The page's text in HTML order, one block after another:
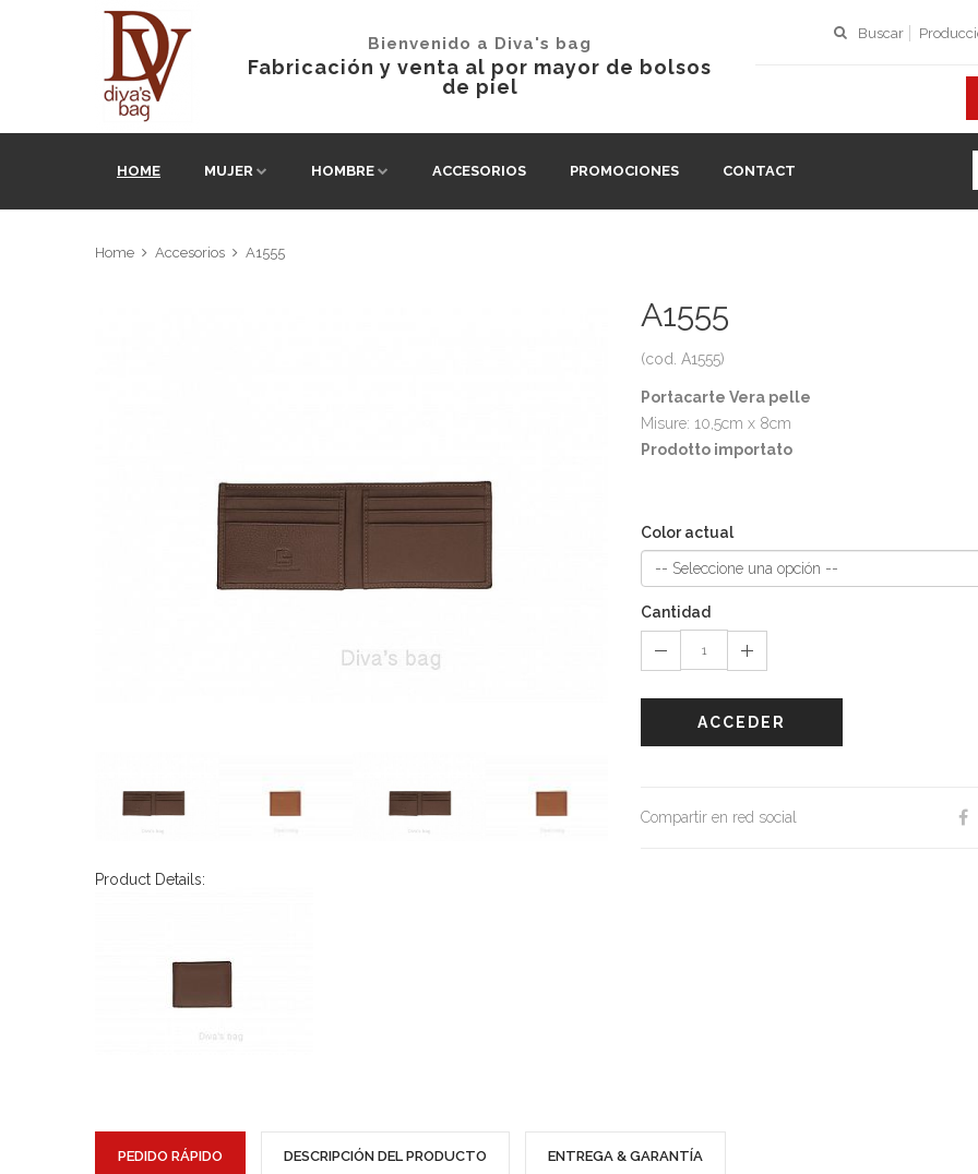
Bienvenido a Diva's bag
Fabricación y venta al por mayor de bolsos
de piel
Buscar
HOME MUJER HOMBRE ACCESORIOS PROMOCIONES CONTACT
Home Accesorios A1555
Product Details:
A1555
(cod. A1555)
Portacarte Vera pelle
Misure: 10,5cm x 8cm
Prodotto importato
Color actual
Cantidad
ACCEDER
Compartir en red social
PEDIDO RÁPIDO DESCRIPCIÓN DEL PRODUCTO ENTREGA & GARANTÍA